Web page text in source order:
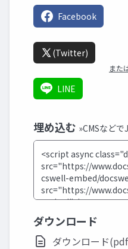
Facebook
(Twitter)
また
LINE
埋め込む »CMSなど
ダウンロード
ダウンロード